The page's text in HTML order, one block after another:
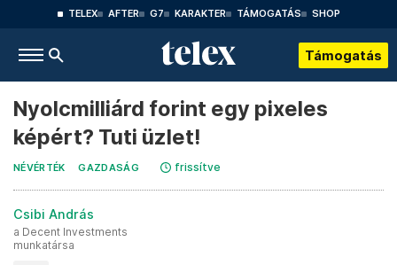
TELEX AFTER G7 KARAKTER TÁMOGATÁS SHOP
Támogatás
Nyolcmilliárd forint egy pixeles
képért? Tuti üzlet!
NÉVÉRTÉK GAZDASÁG frissítve
Csibi András
a Decent Investments
munkatársa